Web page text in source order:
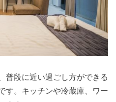
普段に近い過ごし方ができる
す。キッチンや冷蔵庫、ワー